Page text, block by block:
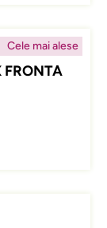
Cele mai alese
FRONTA